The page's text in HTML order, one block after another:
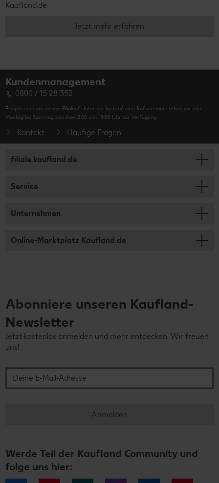
Kaufland.de
Jetzt mehr erfahren
Kundenmanagement
0800 / 15 28 352
Fragen rund um unsere Filialen? Unter der kostenfreien Rufnummer stehen wir von
Montag bis Samstag zwischen 8:00 und 19:00 Uhr zur Verfügung.
Kontakt Häufige Fragen
filiale.kaufland.de
Service
Unternehmen
Online-Marktplatz Kaufland.de
Abonniere unseren Kaufland-
Newsletter
Jetzt kostenlos anmelden und mehr entdecken. Wir freuen
uns!
Anmelden
Werde Teil der Kaufland Community und
folge uns hier: